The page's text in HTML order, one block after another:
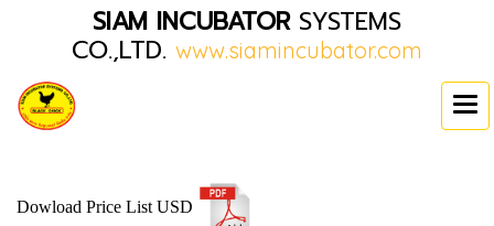
SIAM INCUBATORSYSTEMS
CO.,LTD. www.siamincubator.com
Dowload Price List USD